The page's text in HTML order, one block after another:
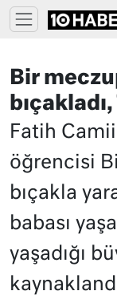
Bir
Fatih
öğrencisi
bıçakla
babası
yaşadığı